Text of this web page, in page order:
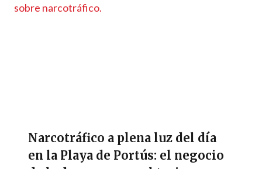
Narcotráfico a plena luz del día
en la Playa de Portús: el negocio